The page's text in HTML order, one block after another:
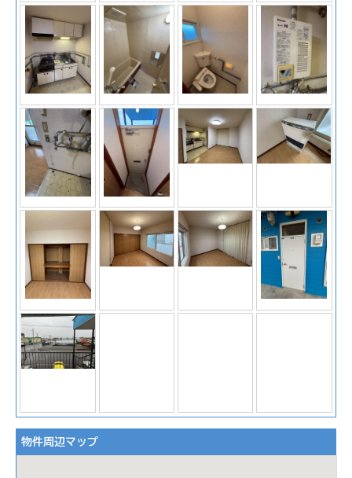
物件周辺マップ